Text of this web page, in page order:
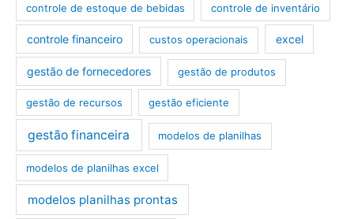
controle de estoque de bebidas controle de inventário
controle financeiro custos operacionais excel
gestão de fornecedores gestão de produtos
gestão de recursos gestão eficiente
gestão financeira modelos de planilhas
modelos de planilhas excel
modelos planilhas prontas